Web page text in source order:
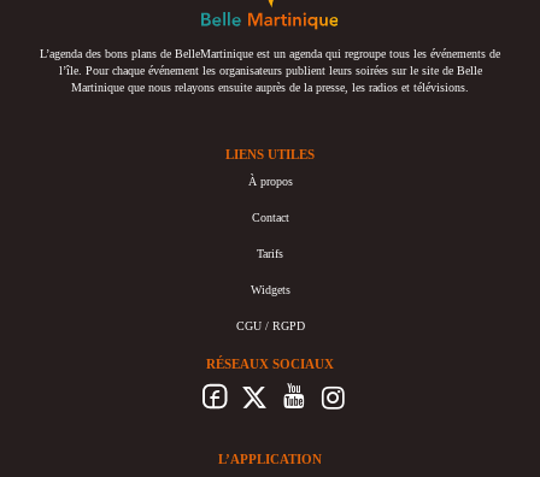
L’agenda des bons plans de BelleMartinique est un agenda qui regroupe tous les événements de
l’île. Pour chaque événement les organisateurs publient leurs soirées sur le site de Belle
Martinique que nous relayons ensuite auprès de la presse, les radios et télévisions.
LIENS UTILES
À propos
Contact
Tarifs
Widgets
CGU / RGPD
RÉSEAUX SOCIAUX
L’APPLICATION